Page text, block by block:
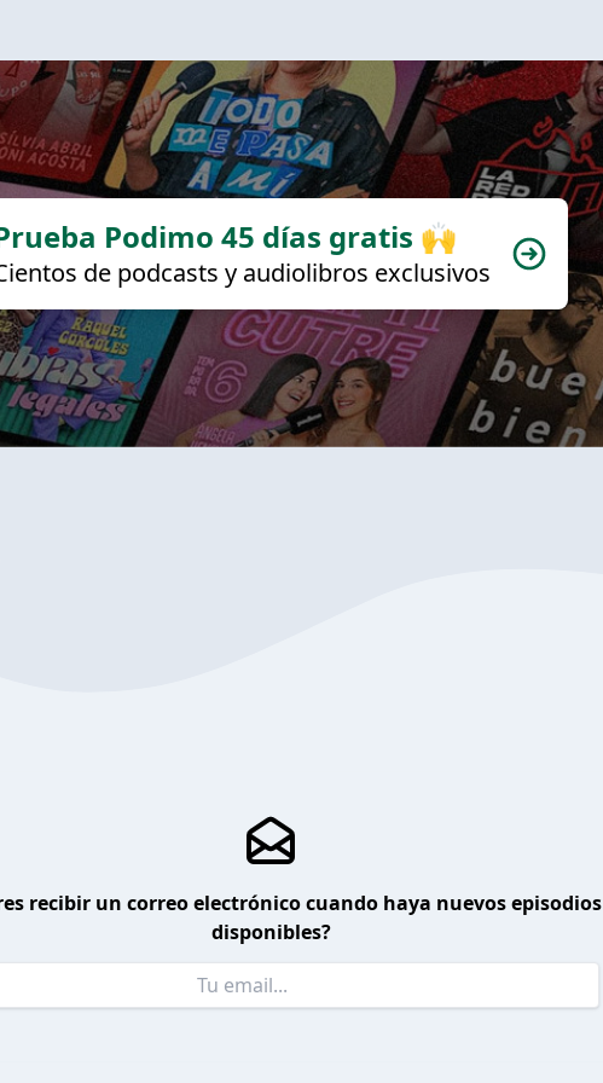
Podimo 45 días gratis 🙌
de podcasts y audiolibros exclusivos
recibir un correo electrónico cuando haya nuevos episodios
disponibles?